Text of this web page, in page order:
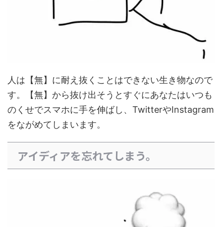
人は【無】に耐え抜くことはできない生き物なので
す。【無】から抜け出そうとすぐにあなたはいつも
のくせでスマホに手を伸ばし、TwitterやInstagram
をながめてしまいます。
アイディアを忘れてしまう。